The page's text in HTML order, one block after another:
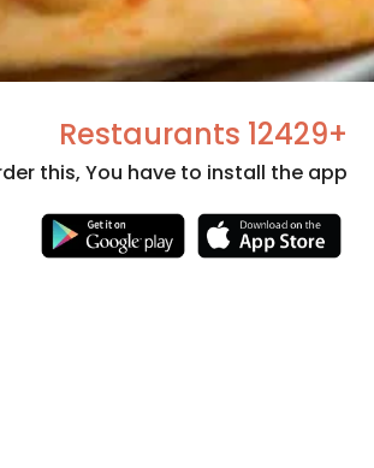
+12429 Restaurants
this, You have to install the app.